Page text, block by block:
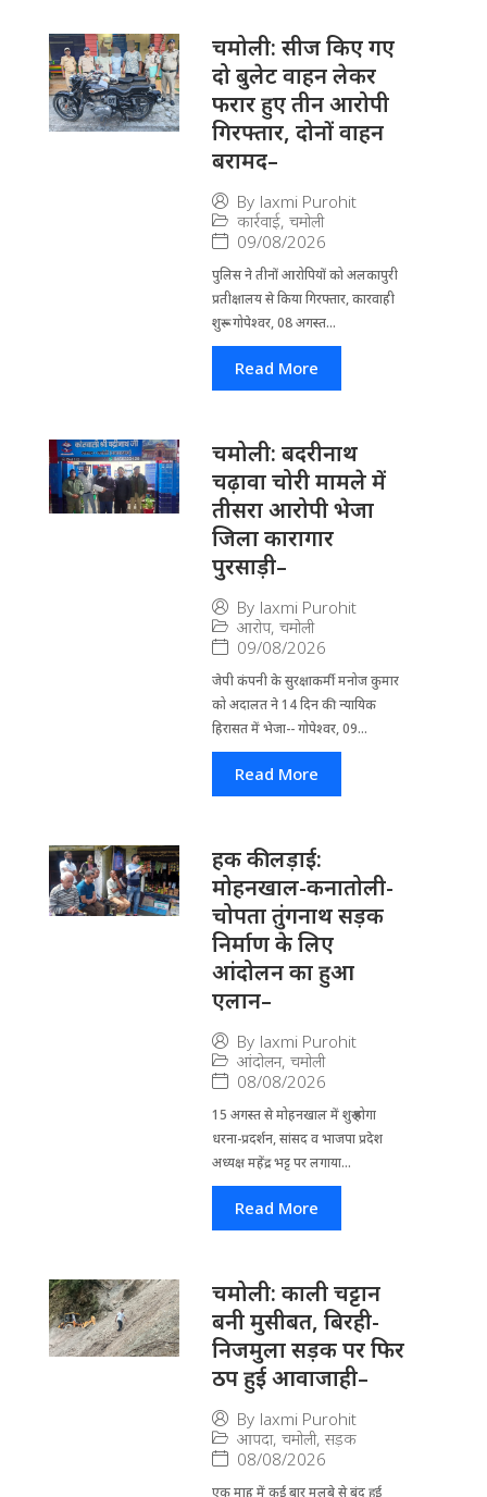
चमोली: सीज किए गए
दो बुलेट वाहन लेकर
फरार हुए तीन आरोपी
गिरफ्तार, दोनों वाहन
बरामद–
By laxmi Purohit
कार्रवाई, चमोली
09/08/2026
पुलिस ने तीनों आरोपियों को अलकापुरी
प्रतीक्षालय से किया गिरफ्तार, कारवाही
शुरू-- गोपेश्वर, 08 अगस्त...
Read More
चमोली: बदरीनाथ
चढ़ावा चोरी मामले में
तीसरा आरोपी भेजा
जिला कारागार
पुरसाड़ी–
By laxmi Purohit
आरोप, चमोली
09/08/2026
जेपी कंपनी के सुरक्षाकर्मी मनोज कुमार
को अदालत ने 14 दिन की न्यायिक
हिरासत में भेजा-- गोपेश्वर, 09...
Read More
हक की लड़ाई:
मोहनखाल-कनातोली-
चोपता तुंगनाथ सड़क
निर्माण के लिए
आंदोलन का हुआ
एलान–
By laxmi Purohit
आंदोलन, चमोली
08/08/2026
15 अगस्त से मोहनखाल में शुरू होगा
धरना-प्रदर्शन, सांसद व भाजपा प्रदेश
अध्यक्ष महेंद्र भट्ट पर लगाया...
Read More
चमोली: काली चट्टान
बनी मुसीबत, बिरही-
निजमुला सड़क पर फिर
ठप हुई आवाजाही–
By laxmi Purohit
आपदा, चमोली, सड़क
08/08/2026
एक माह में कई बार मलबे से बंद हुई